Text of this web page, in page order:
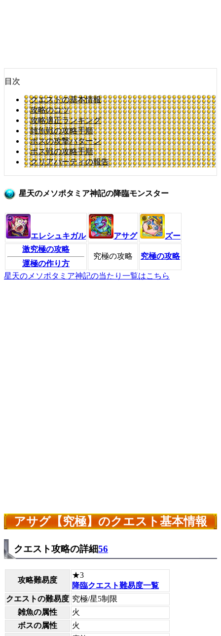
目次
クエストの基本情報
攻略のコツ
攻略適正ランキング
雑魚戦の攻略手順
ボスの攻撃パターン
ボス戦の攻略手順
クリアパーティの報告
星天のメソポタミア神記の降臨モンスター
エレシュキガル アサグ
ズー
激究極の攻略
運極の作り方
究極の攻略 究極の攻略
星天のメソポタミア神記の当たり一覧はこちら
アサグ【究極】のクエスト基本情報
クエスト攻略の詳細56
攻略難易度
★3
降臨クエスト難易度一覧
クエストの難易度 究極/星5制限
雑魚の属性
火
ボスの属性
火